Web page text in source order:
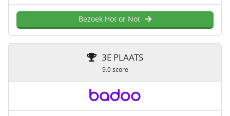
Bezoek Hot or Not
3E PLAATS
9.0 score